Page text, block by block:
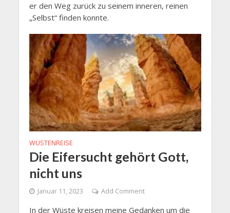
er den Weg zurück zu seinem inneren, reinen
„Selbst“ finden konnte.
WÜSTENREISE
Die Eifersucht gehört Gott,
nicht uns
Januar 11, 2023 Add Comment
In der Wüste kreisen meine Gedanken um die